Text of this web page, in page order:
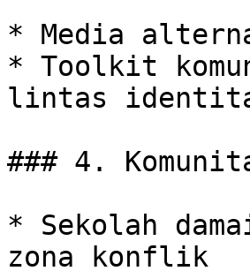
* Media
* Toolkit
lintas
### 4.
* Sekolah
zona konflik